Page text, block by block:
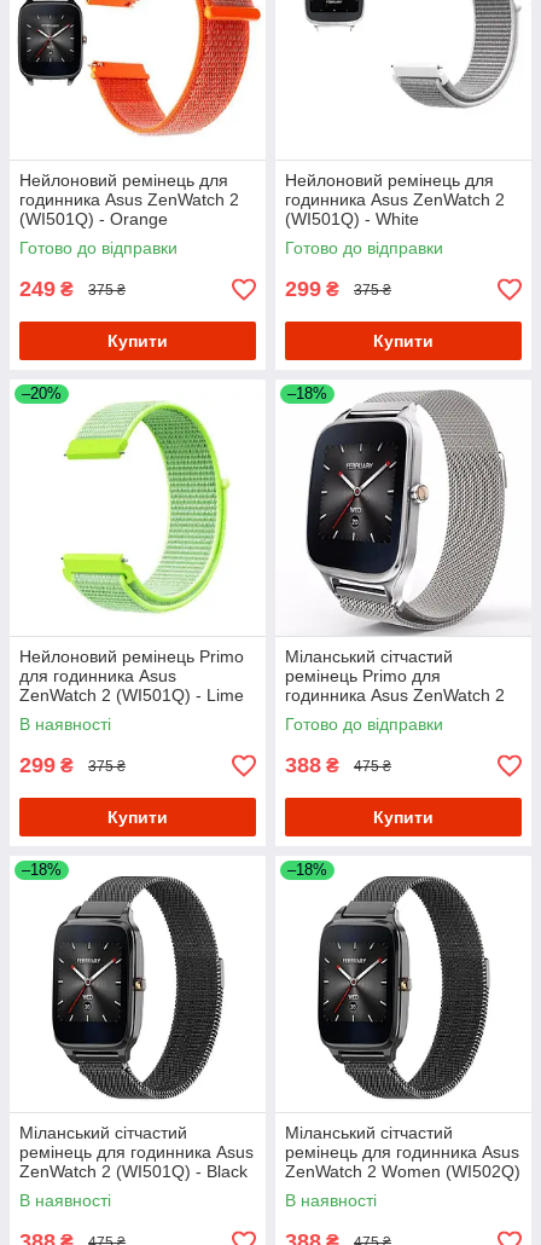
Нейлоновий ремінець для
годинника Asus ZenWatch 2
(WI501Q) - Orange
Готово до відправки
249 ₴ 375 ₴
Купити
Нейлоновий ремінець для
годинника Asus ZenWatch 2
(WI501Q) - White
Готово до відправки
299 ₴ 375 ₴
Купити
–20%
Нейлоновий ремінець Primo
для годинника Asus
ZenWatch 2 (WI501Q) - Lime
В наявності
299 ₴ 375 ₴
Купити
–18%
Міланський сітчастий
ремінець Primo для
годинника Asus ZenWatch 2
(WI501Q) - Silver
Готово до відправки
388 ₴ 475 ₴
Купити
–18%
Міланський сітчастий
ремінець для годинника Asus
ZenWatch 2 (WI501Q) - Black
В наявності
–18%
Міланський сітчастий
ремінець для годинника Asus
ZenWatch 2 Women (WI502Q)
- Black
В наявності